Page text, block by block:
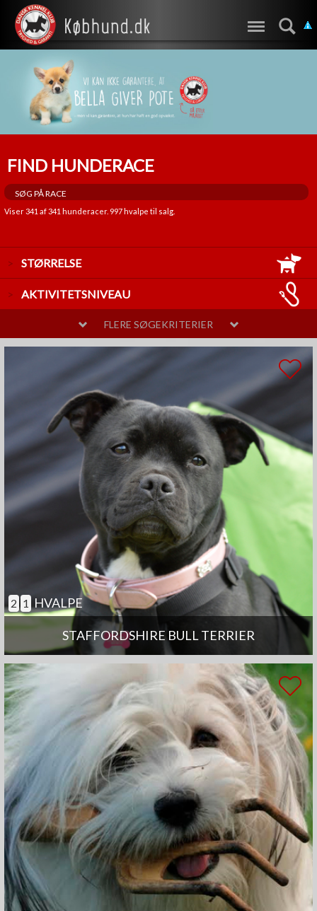
FIND HUNDERACE
Viser341 af341 hunderacer. 997hvalpe til salg.
STØRRELSE
LILLE
AKTIVITETSNIVEAU
MELLEM
MELLEM
MEGET
TEMPERAMENT
MELLEM
SELVSTÆNDIG
ANDRE EGENSKABER
GOD TIL AGILITY
GOD TIL ÆLDRE
BØRNEVENLIG
JAGTHUND
BRUGSHUND
GØR SJÆLDENT
FLERE SØGEKRITERIER
STAFFORDSHIRE BULL TERRIER
2 1 HVALPE